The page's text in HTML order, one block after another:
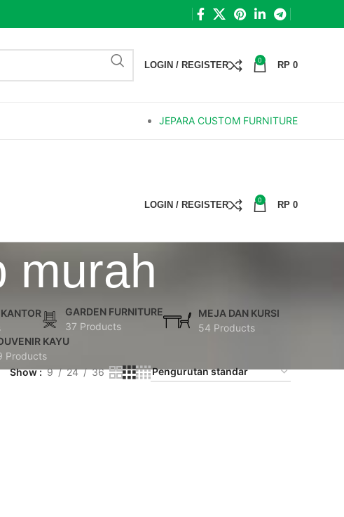
LOGIN / REGISTER 0 RP 0
JEPARA CUSTOM FURNITURE
LOGIN / REGISTER 0 RP 0
murah
GARDEN FURNITURE
37 Products
MEJA DAN KURSI
54 Products
KAYU
Products
Show 9 24 36